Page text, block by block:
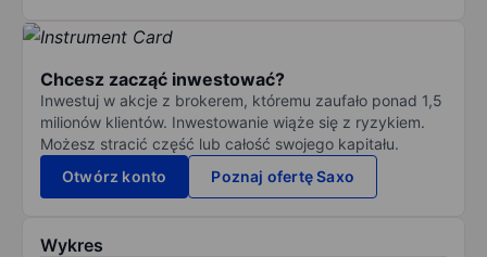
Chcesz zacząć inwestować?
Inwestuj w akcje z brokerem, któremu zaufało ponad 1,5
milionów klientów. Inwestowanie wiąże się z ryzykiem.
Możesz stracić część lub całość swojego kapitału.
Otwórz konto
Poznaj ofertę Saxo
Wykres